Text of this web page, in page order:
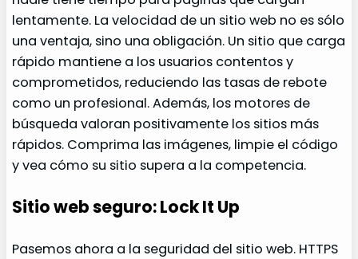
lentamente. La velocidad de un sitio web no es sólo
una ventaja, sino una obligación. Un sitio que carga
rápido mantiene a los usuarios contentos y
comprometidos, reduciendo las tasas de rebote
como un profesional. Además, los motores de
búsqueda valoran positivamente los sitios más
rápidos. Comprima las imágenes, limpie el código
y vea cómo su sitio supera a la competencia.
Sitio web seguro: Lock It Up
Pasemos ahora a la seguridad del sitio web. HTTPS